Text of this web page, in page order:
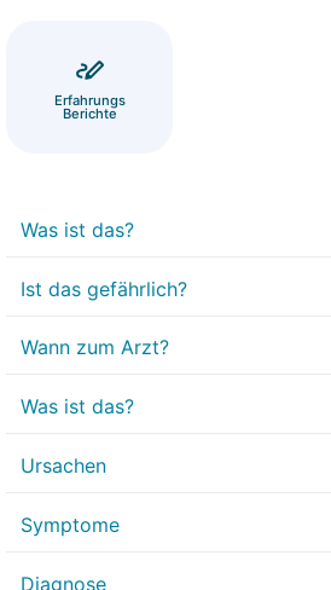
Erfahrungs
Berichte
Was ist das?
Ist das gefährlich?
Wann zum Arzt?
Was ist das?
Ursachen
Symptome
Diagnose